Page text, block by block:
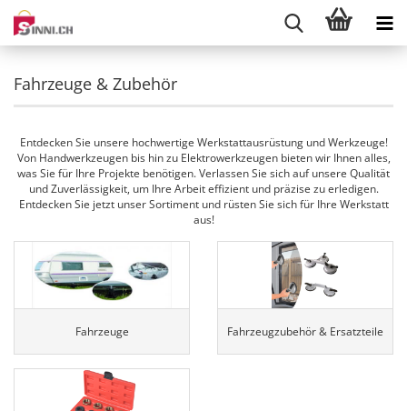
Fahrzeuge & Zubehör
Entdecken Sie unsere hochwertige Werkstattausrüstung und Werkzeuge!
Von Handwerkzeugen bis hin zu Elektrowerkzeugen bieten wir Ihnen alles,
was Sie für Ihre Projekte benötigen. Verlassen Sie sich auf unsere Qualität
und Zuverlässigkeit, um Ihre Arbeit effizient und präzise zu erledigen.
Entdecken Sie jetzt unser Sortiment und rüsten Sie sich für Ihre Werkstatt
aus!
Fahrzeuge Fahrzeugzubehör & Ersatzteile